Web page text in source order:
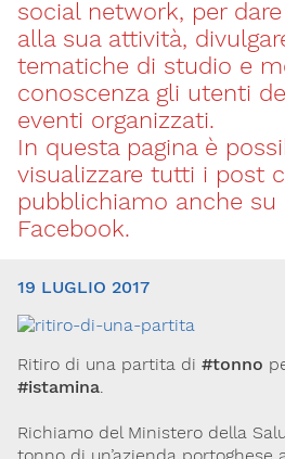
Via Giovanni Pascoli, 3
20129, Milano
C.F. 96330980580
P.I. 06792491000
T. 02-29520311
segreteria@sitox.org
social network, per
alla sua attività,
tematiche di studio e
conoscenza gli utenti
eventi organizzati.
In questa pagina è
visualizzare tutti i post
pubblichiamo anche su
Facebook.
19 LUGLIO 2017
Ritiro di una partita di #tonno
#istamina.
Richiamo del Ministero della